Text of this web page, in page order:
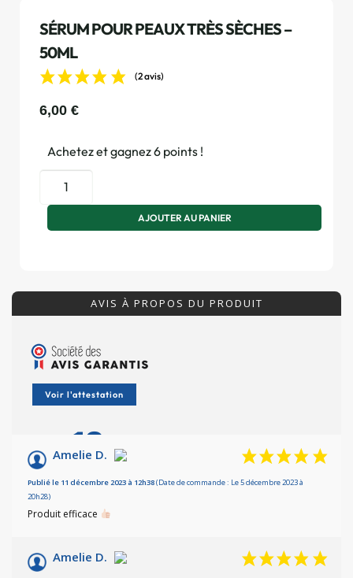
SÉRUM POUR PEAUX TRÈS SÈCHES –
50ML
(2 avis)
6,00 €
Achetez et gagnez 6 points !
AJOUTER AU PANIER
AVIS À PROPOS DU PRODUIT
Voir l'attestation
10/10
Basé sur 2 avis
Amelie D.
Publié le 11 décembre 2023 à 12h38(Date de commande : Le 5 décembre 2023 à
20h28)
Produit efficace
Amelie D.